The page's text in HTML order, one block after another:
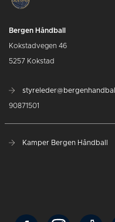
Bergen Håndball
Kokstadvegen 46
5257 Kokstad
90871501
Kamper Bergen Håndball